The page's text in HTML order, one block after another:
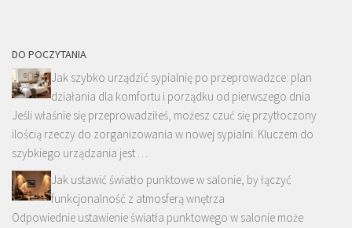
DO POCZYTANIA
Jak szybko urządzić sypialnię po przeprowadzce: plan
działania dla komfortu i porządku od pierwszego dnia
Jeśli właśnie się przeprowadziłeś, możesz czuć się przytłoczony
ilością rzeczy do zorganizowania w nowej sypialni. Kluczem do
szybkiego urządzania jest …
Jak ustawić światło punktowe w salonie, by łączyć
funkcjonalność z atmosferą wnętrza
Odpowiednie ustawienie światła punktowego w salonie może